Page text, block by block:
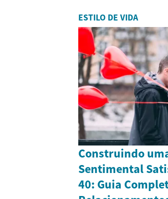
ESTILO DE VIDA
Construindo
Sentimental
40: Guia